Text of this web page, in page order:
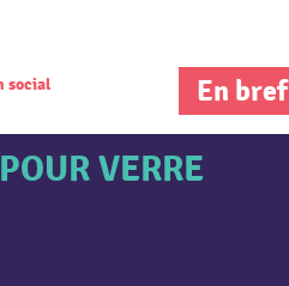
social En bref
VERRE